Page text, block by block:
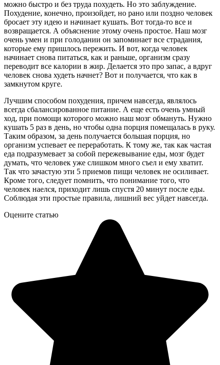
можно быстро и без труда похудеть. Но это заблуждение.
Похудение, конечно, произойдет, но рано или поздно человек
бросает эту идею и начинает кушать. Вот тогда-то все и
возвращается. А объяснение этому очень простое. Наш мозг
очень умен и при голодании он запоминает все страдания,
которые ему пришлось пережить. И вот, когда человек
начинает снова питаться, как и раньше, организм сразу
переводит все калории в жир. Делается это про запас, а вдруг
человек снова худеть начнет? Вот и получается, что как в
замкнутом круге.
Лучшим способом похудения, причем навсегда, являлось
всегда сбалансированное питание. А еще есть очень умный
ход, при помощи которого можно наш мозг обмануть. Нужно
кушать 5 раз в день, но чтобы одна порция помещалась в руку.
Таким образом, за день получается большая порция, но
организм успевает ее переработать. К тому же, так как частая
еда подразумевает за собой пережевывание еды, мозг будет
думать, что человек уже слишком много съел и ему хватит.
Так что зачастую эти 5 приемов пищи человек не осиливает.
Кроме того, следует помнить, что понимание того, что
человек наелся, приходит лишь спустя 20 минут после еды.
Соблюдая эти простые правила, лишний вес уйдет навсегда.
Оцените статью